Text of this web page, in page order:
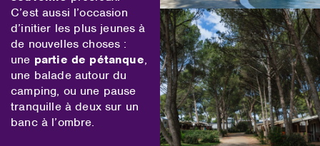
C’est aussi l’occasion
d’initier les plus jeunes à
de nouvelles choses :
une partie de pétanque,
une balade autour du
camping, ou une pause
tranquille à deux sur un
banc à l’ombre.